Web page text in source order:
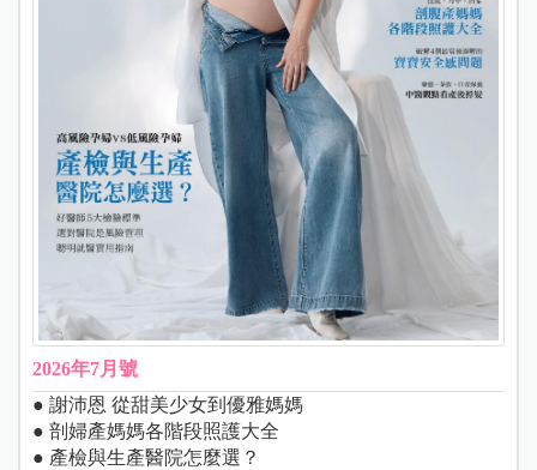
2026年7月號
● 謝沛恩 從甜美少女到優雅媽媽
● 剖婦產媽媽各階段照護大全
● 產檢與生產醫院怎麼選？